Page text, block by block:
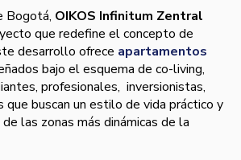
Bogotá, OIKOS Infinitum Zentral
que redefine el concepto de
desarrollo ofrece apartamentos
bajo el esquema de co-living,
profesionales, inversionistas,
que buscan un estilo de vida práctico y
las zonas más dinámicas de la